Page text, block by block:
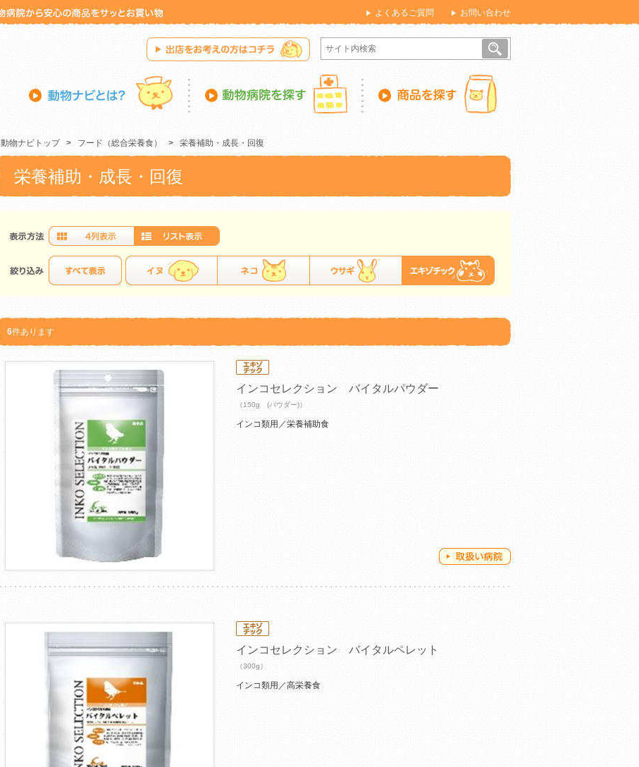
よくあるご質問 お問い合わせ
動物ナビトップ > フード（総合栄養食） > 栄養補助・成長・回復
栄養補助・成長・回復
6件あります
インコセレクション バイタルパウダー
（150g (パウダー)）
インコ類用／栄養補助食
インコセレクション バイタルペレット
（300g）
インコ類用／高栄養食